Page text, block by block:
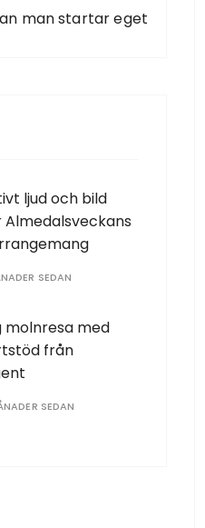
man startar eget
ljud och bild
Almedalsveckans
SEDAN
molnresa med
från
SEDAN